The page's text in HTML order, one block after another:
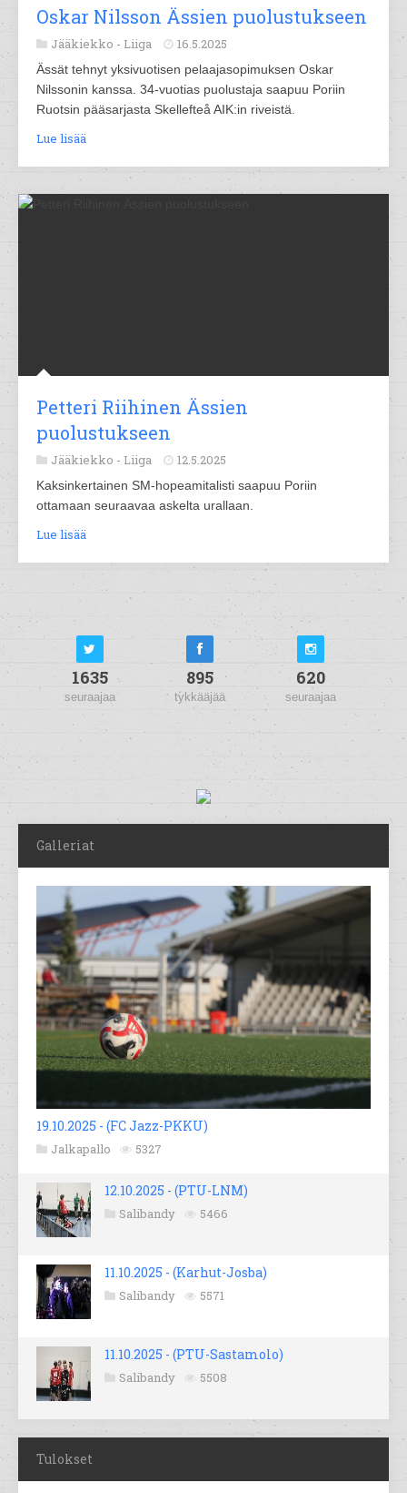
Oskar Nilsson Ässien puolustukseen
Jääkiekko - Liiga 16.5.2025
Ässät tehnyt yksivuotisen pelaajasopimuksen Oskar
Nilssonin kanssa. 34-vuotias puolustaja saapuu Poriin
Ruotsin pääsarjasta Skellefteå AIK:in riveistä.
Lue lisää
Petteri Riihinen Ässien
puolustukseen
Jääkiekko - Liiga 12.5.2025
Kaksinkertainen SM-hopeamitalisti saapuu Poriin
ottamaan seuraavaa askelta urallaan.
Lue lisää
1635
seuraajaa
895
tykkääjää
620
seuraajaa
Galleriat
19.10.2025 - (FC Jazz-PKKU)
Jalkapallo 5327
12.10.2025 - (PTU-LNM)
Salibandy 5466
11.10.2025 - (Karhut-Josba)
Salibandy 5571
11.10.2025 - (PTU-Sastamolo)
Salibandy 5508
Tulokset